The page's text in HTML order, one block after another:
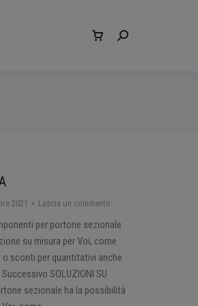
Cerca:
2021 Lascia un commento
per portone sezionale
su misura per Voi, come
o sconti per quantitativi anche
SOLUZIONI SU
sezionale ha la possibilità